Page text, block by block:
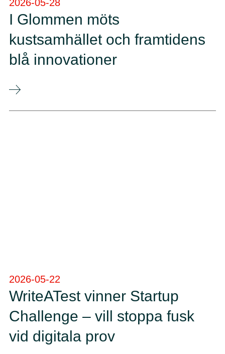
2026-05-28
I Glommen möts
kustsamhället och framtidens
blå innovationer
2026-05-22
WriteATest vinner Startup
Challenge – vill stoppa fusk
vid digitala prov